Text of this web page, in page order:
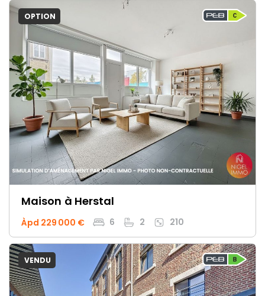
OPTION
Maison à Herstal
Àpd 229 000 € 6 2 210
VENDU